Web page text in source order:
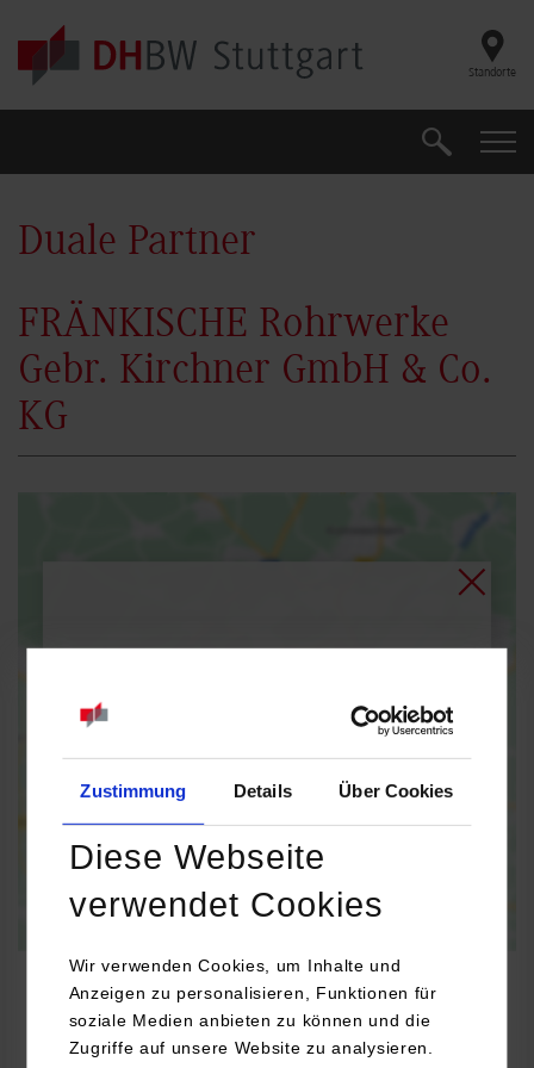
Zustimmung Details Über Cookies
Diese Webseite
verwendet Cookies
Wir verwenden Cookies, um Inhalte und
Anzeigen zu personalisieren, Funktionen für
soziale Medien anbieten zu können und die
Zugriffe auf unsere Website zu analysieren.
Skip to main content
Standorte
Suche
Duale Partner
FRÄNKISCHE Rohrwerke
Gebr. Kirchner GmbH & Co.
KG
Datenschutz
RSW / Accounting und Controlling